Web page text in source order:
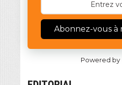
Abonnez-vous
Powered by